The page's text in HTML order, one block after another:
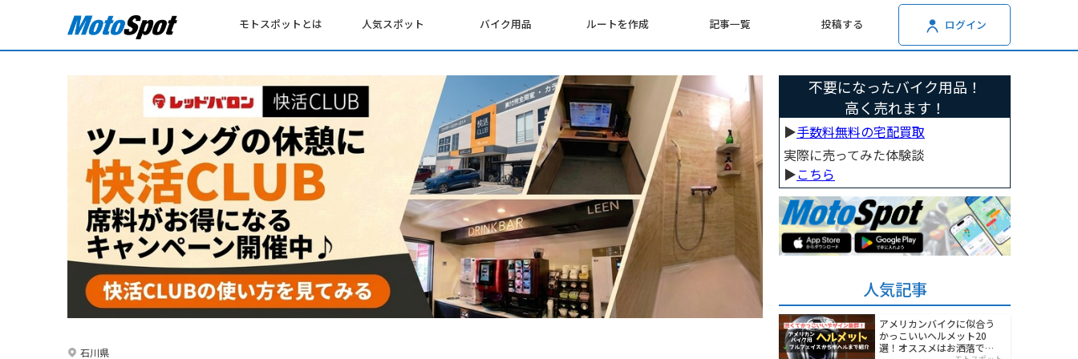
モトスポットとは 人気スポット バイク用品 ルートを作成 記事一覧 投稿する ログイン
石川県
不要になったバイク用品！
高く売れます！
▶︎手数料無料の宅配買取
実際に売ってみた体験談
▶︎こちら
人気記事
アメリカンバイクに似合う
かっこいいヘルメット20
選！オススメはお洒落でワ